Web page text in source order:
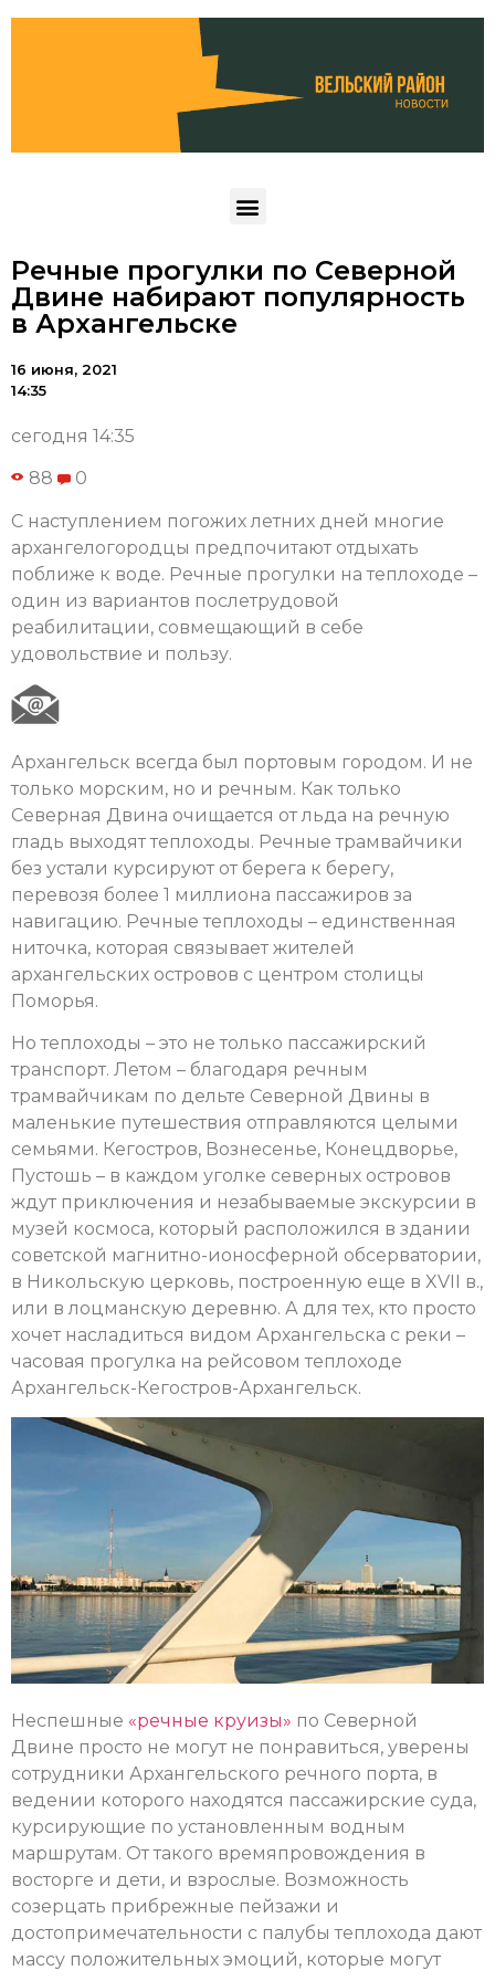
Речные прогулки по Северной
Двине набирают популярность
в Архангельске
16 июня, 2021
14:35
сегодня 14:35
88 0
С наступлением погожих летних дней многие
архангелогородцы предпочитают отдыхать
поближе к воде. Речные прогулки на теплоходе –
один из вариантов послетрудовой
реабилитации, совмещающий в себе
удовольствие и пользу.
Архангельск всегда был портовым городом. И не
только морским, но и речным. Как только
Северная Двина очищается от льда на речную
гладь выходят теплоходы. Речные трамвайчики
без устали курсируют от берега к берегу,
перевозя более 1 миллиона пассажиров за
навигацию. Речные теплоходы – единственная
ниточка, которая связывает жителей
архангельских островов с центром столицы
Поморья.
Но теплоходы – это не только пассажирский
транспорт. Летом – благодаря речным
трамвайчикам по дельте Северной Двины в
маленькие путешествия отправляются целыми
семьями. Кегостров, Вознесенье, Конецдворье,
Пустошь – в каждом уголке северных островов
ждут приключения и незабываемые экскурсии в
музей космоса, который расположился в здании
советской магнитно-ионосферной обсерватории,
в Никольскую церковь, построенную еще в XVII в.,
или в лоцманскую деревню. А для тех, кто просто
хочет насладиться видом Архангельска с реки –
часовая прогулка на рейсовом теплоходе
Архангельск-Кегостров-Архангельск.
Неспешные «речные круизы» по Северной
Двине просто не могут не понравиться, уверены
сотрудники Архангельского речного порта, в
ведении которого находятся пассажирские суда,
курсирующие по установленным водным
маршрутам. От такого времяпровождения в
восторге и дети, и взрослые. Возможность
созерцать прибрежные пейзажи и
достопримечательности с палубы теплохода дают
массу положительных эмоций, которые могут